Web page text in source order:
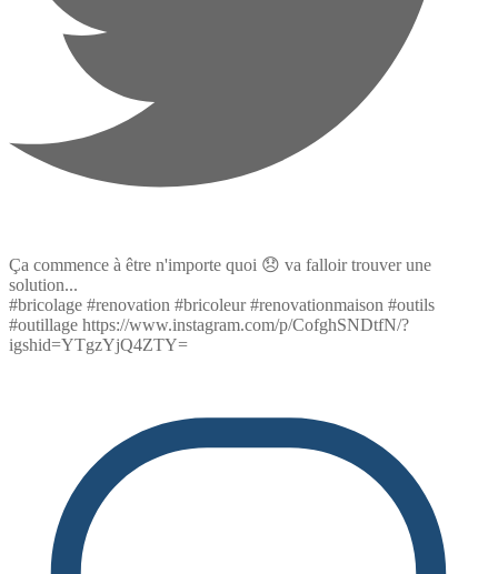
Ça commence à être n'importe quoi 😞 va falloir trouver une
solution...
#bricolage #renovation #bricoleur #renovationmaison #outils
#outillage https://www.instagram.com/p/CofghSNDtfN/?
igshid=YTgzYjQ4ZTY=